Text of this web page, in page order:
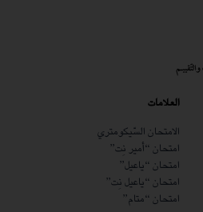
العلامات
الامتحان السّيكومتري
امتحان “أمير نِت”
امتحان “ياعيل”
امتحان “ياعيل نِت”
امتحان “متام”